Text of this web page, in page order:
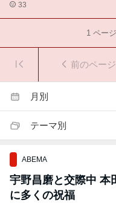
33
1 ペー
前のページ
月別
テーマ別
ABEMA
宇野昌磨と交際中 本
に多くの祝福